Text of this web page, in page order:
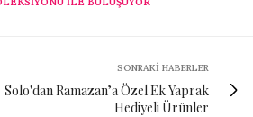
SONRAKI HABERLER
Solo'dan Ramazan’a Özel Ek Yaprak
Hediyeli Ürünler